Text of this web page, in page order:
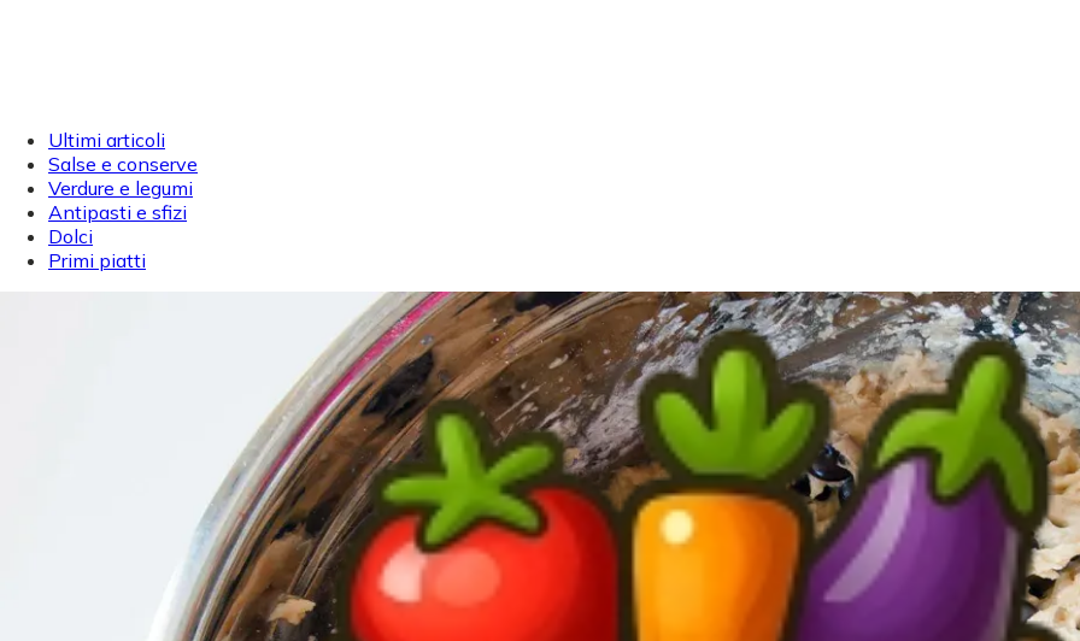
Ultimi articoli
Salse e conserve
Verdure e legumi
Antipasti e sfizi
Dolci
Primi piatti